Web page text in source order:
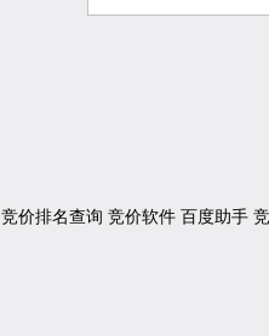
竞价排名查询 竞价软件 百度助手